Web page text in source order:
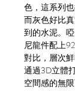
色，這系列
而灰色好比
到的水泥。
尼龍件配上
對比，層次鮮
通過3D立體
空間感的無限